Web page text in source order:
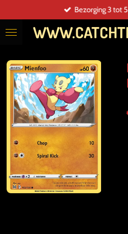
direct
naar
Bezorging 3 tot